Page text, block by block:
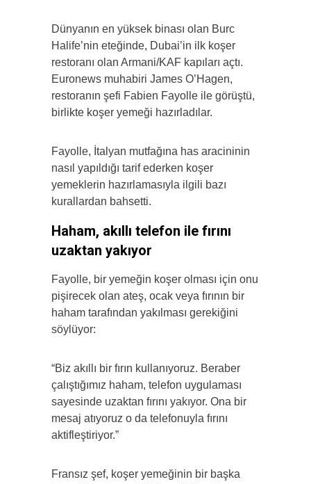
Dünyanın en yüksek binası olan Burc
Halife’nin eteğinde, Dubai’in ilk koşer
restoranı olan Armani/KAF kapıları açtı.
Euronews muhabiri James O’Hagen,
restoranın şefi Fabien Fayolle ile görüştü,
birlikte koşer yemeği hazırladılar.
Fayolle, İtalyan mutfağına has aracininin
nasıl yapıldığı tarif ederken koşer
yemeklerin hazırlamasıyla ilgili bazı
kurallardan bahsetti.
Haham, akıllı telefon ile fırını
uzaktan yakıyor
Fayolle, bir yemeğin koşer olması için onu
pişirecek olan ateş, ocak veya fırının bir
haham tarafından yakılması gerekiğini
söylüyor:
“Biz akıllı bir fırın kullanıyoruz. Beraber
çalıştığımız haham, telefon uygulaması
sayesinde uzaktan fırını yakıyor. Ona bir
mesaj atıyoruz o da telefonuyla fırını
aktifleştiriyor.”
Fransız şef, koşer yemeğinin bir başka